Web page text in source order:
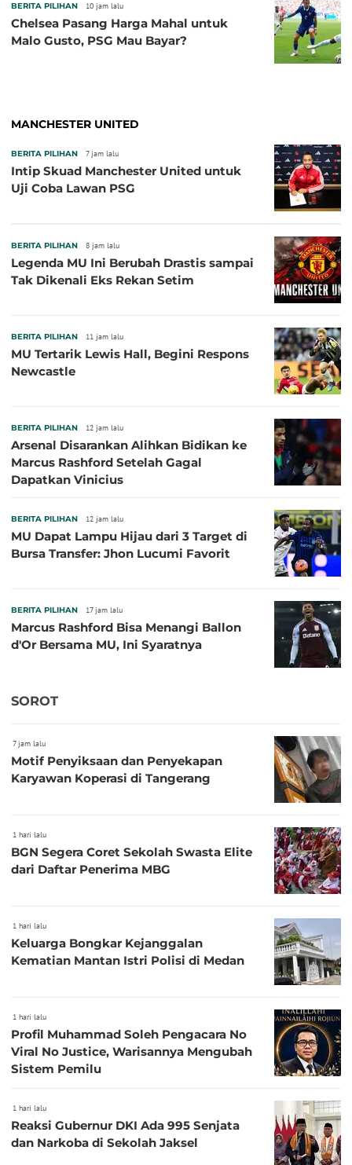
BERITA PILIHAN 10 jam lalu
Chelsea Pasang Harga Mahal untuk
Malo Gusto, PSG Mau Bayar?
MANCHESTER UNITED
BERITA PILIHAN 7 jam lalu
Intip Skuad Manchester United untuk
Uji Coba Lawan PSG
BERITA PILIHAN 8 jam lalu
Legenda MU Ini Berubah Drastis sampai
Tak Dikenali Eks Rekan Setim
BERITA PILIHAN 11 jam lalu
MU Tertarik Lewis Hall, Begini Respons
Newcastle
BERITA PILIHAN 12 jam lalu
Arsenal Disarankan Alihkan Bidikan ke
Marcus Rashford Setelah Gagal
Dapatkan Vinicius
BERITA PILIHAN 12 jam lalu
MU Dapat Lampu Hijau dari 3 Target di
Bursa Transfer: Jhon Lucumi Favorit
BERITA PILIHAN 17 jam lalu
Marcus Rashford Bisa Menangi Ballon
d'Or Bersama MU, Ini Syaratnya
SOROT
7 jam lalu
Motif Penyiksaan dan Penyekapan
Karyawan Koperasi di Tangerang
1 hari lalu
BGN Segera Coret Sekolah Swasta Elite
dari Daftar Penerima MBG
1 hari lalu
Keluarga Bongkar Kejanggalan
Kematian Mantan Istri Polisi di Medan
1 hari lalu
Profil Muhammad Soleh Pengacara No
Viral No Justice, Warisannya Mengubah
Sistem Pemilu
1 hari lalu
Reaksi Gubernur DKI Ada 995 Senjata
dan Narkoba di Sekolah Jaksel